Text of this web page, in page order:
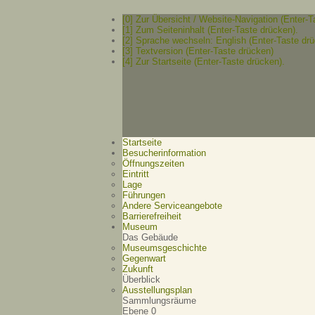
[0] Zur Übersicht / Website-Navigation (Enter-
[1] Zum Seiteninhalt (Enter-Taste drücken).
[2] Sprache wechseln: English (Enter-Taste
[3] Textversion (Enter-Taste drücken)
[4] Zur Startseite (Enter-Taste drücken).
Startseite
Besucherinformation
Öffnungszeiten
Eintritt
Lage
Führungen
Andere Serviceangebote
Barrierefreiheit
Museum
Das Gebäude
Museumsgeschichte
Gegenwart
Zukunft
Überblick
Ausstellungsplan
Sammlungsräume
Ebene 0